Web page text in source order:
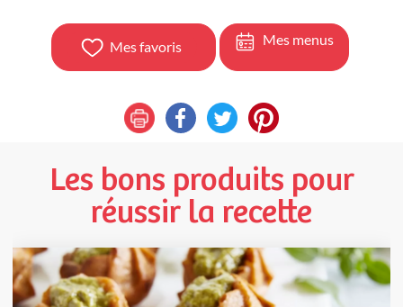
Mes favoris Mes menus
Les bons produits pour
réussir la recette